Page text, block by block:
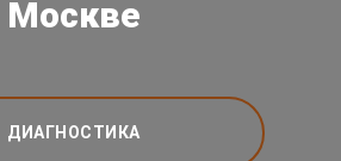
Москве
ДИАГНОСТИКА